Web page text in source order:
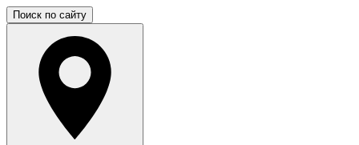
Поиск по сайту